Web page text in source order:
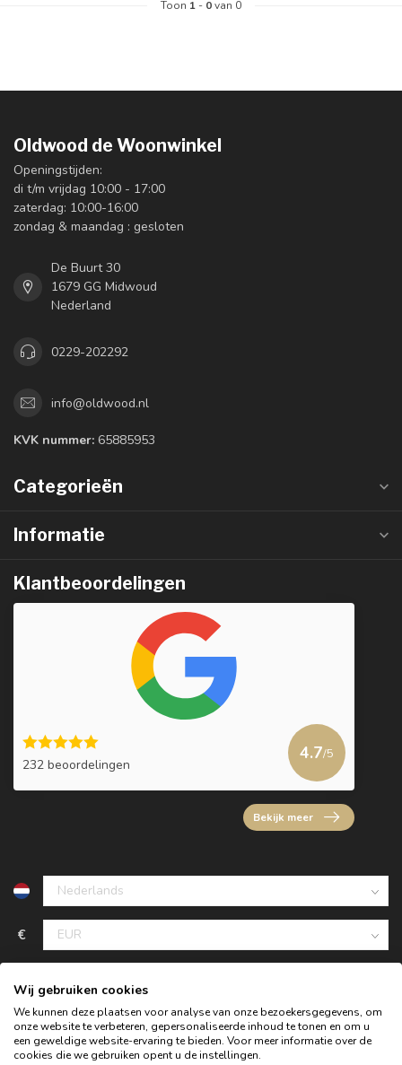
Toon 1 - 0van 0
Oldwood de Woonwinkel
Openingstijden:
di t/m vrijdag 10:00 - 17:00
zaterdag: 10:00-16:00
zondag & maandag : gesloten
De Buurt 30
1679 GG Midwoud
Nederland
0229-202292
info@oldwood.nl
KVK nummer: 65885953
Categorieën
Informatie
Klantbeoordelingen
232 beoordelingen
4.7/5
Bekijk meer
€
Wij gebruiken cookies
We kunnen deze plaatsen voor analyse van onze bezoekersgegevens, om
onze website te verbeteren, gepersonaliseerde inhoud te tonen en om u
een geweldige website-ervaring te bieden. Voor meer informatie over de
cookies die we gebruiken opent u de instellingen.